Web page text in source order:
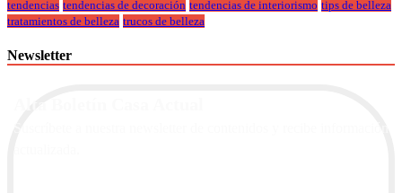
tendencias tendencias de decoración tendencias de interiorismo tips de belleza
tratamientos de belleza trucos de belleza
Newsletter